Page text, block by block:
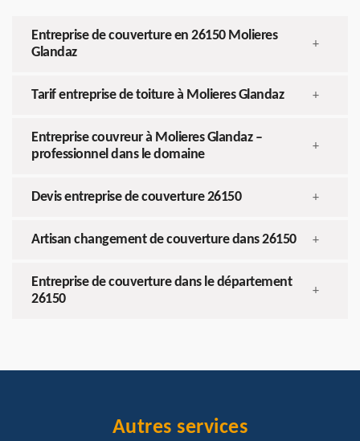
Entreprise de couverture en 26150 Molieres
Glandaz
+
Tarif entreprise de toiture à Molieres Glandaz +
Entreprise couvreur à Molieres Glandaz –
professionnel dans le domaine
+
Devis entreprise de couverture 26150 +
Artisan changement de couverture dans 26150 +
Entreprise de couverture dans le département
26150
+
Autres services